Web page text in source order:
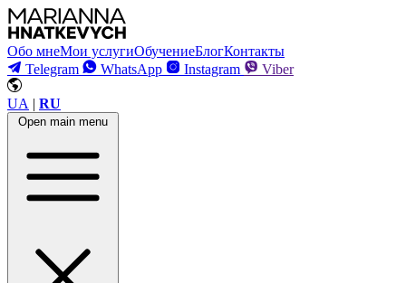
Обо мнеМои услугиОбучениеБлогКонтакты
Telegram
WhatsApp Instagram Viber
UA | RU
Open main menu